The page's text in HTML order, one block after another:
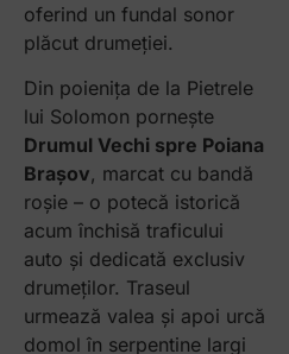
oferind un fundal sonor
plăcut drumeției.
Din poienița de la Pietrele
lui Solomon pornește
Drumul Vechi spre Poiana
Brașov, marcat cu bandă
roșie – o potecă istorică
acum închisă traficului
auto și dedicată exclusiv
drumeților. Traseul
urmează valea și apoi urcă
domol în serpentine largi